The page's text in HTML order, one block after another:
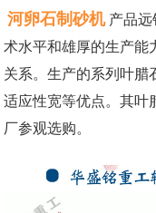
河卵石制砂机 产品
术水平和雄厚的生产能
关系。生产的系列叶腊
适应性宽等优点。其叶
厂参观选购。